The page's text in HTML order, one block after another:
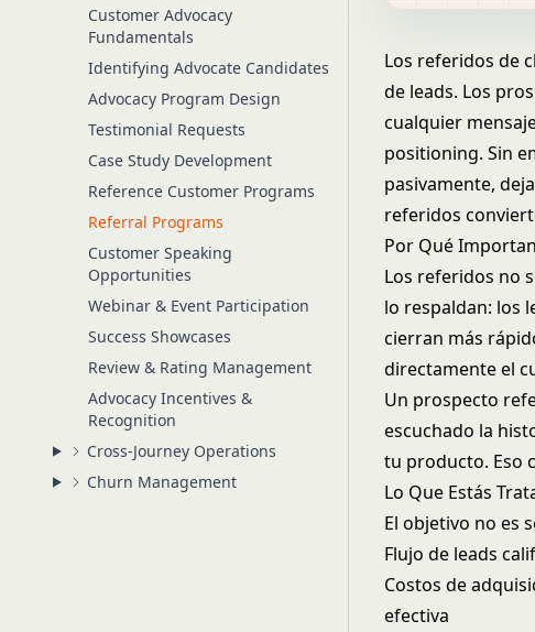
Customer Advocacy
Fundamentals
Identifying Advocate Candidates
Advocacy Program Design
Testimonial Requests
Case Study Development
Reference Customer Programs
Referral Programs
Customer Speaking
Opportunities
Webinar & Event Participation
Success Showcases
Review & Rating Management
Advocacy Incentives &
Recognition
Cross-Journey Operations
Churn Management
Los referidos de
de leads. Los
cualquier
positioning. Sin
pasivamente,
referidos
Por Qué
Los referidos no
lo respaldan: los
cierran más
directamente el
Un prospecto
escuchado la
tu producto. Eso
Lo Que Estás
El objetivo no es
Flujo de leads
Costos de
efectiva